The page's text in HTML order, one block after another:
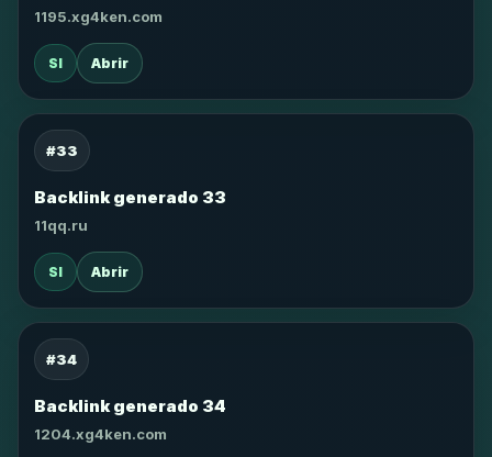
1195.xg4ken.com
SI Abrir
#33
Backlink generado 33
11qq.ru
SI Abrir
#34
Backlink generado 34
1204.xg4ken.com